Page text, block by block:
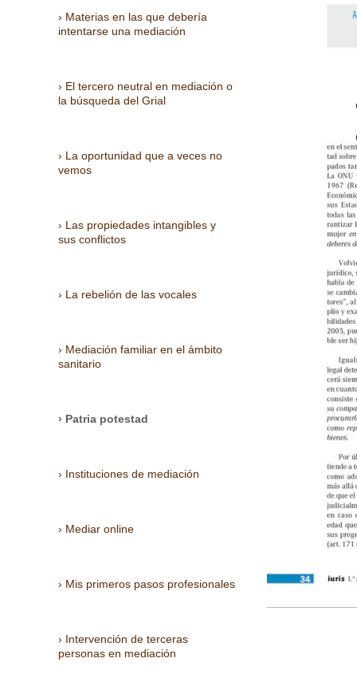
Materias en las que debería
intentarse una mediación
El tercero neutral en mediación o
la búsqueda del Grial
La oportunidad que a veces no
vemos
Las propiedades intangibles y
sus conflictos
La rebelión de las vocales
Mediación familiar en el ámbito
sanitario
Patria potestad
Instituciones de mediación
Mediar online
Mis primeros pasos profesionales
Intervención de terceras
personas en mediación